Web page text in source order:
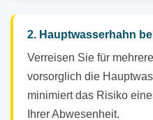
2. Hauptwasserhahn
Verreisen Sie für
vorsorglich die
minimiert das Risiko
Ihrer Abwesenheit.